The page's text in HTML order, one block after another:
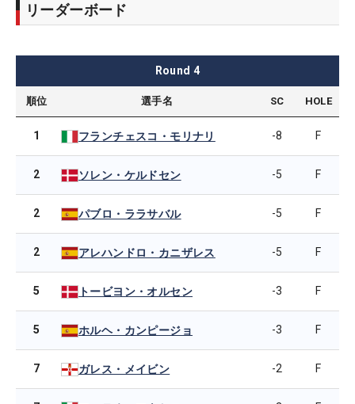
リーダーボード
Round 4
順位 選手名 SC HOLE
1 フランチェスコ・モリナリ -8 F
2 ソレン・ケルドセン -5 F
2 パブロ・ララサバル -5 F
2 アレハンドロ・カニザレス -5 F
5 トービヨン・オルセン -3 F
5 ホルヘ・カンピージョ -3 F
7 ガレス・メイビン -2 F